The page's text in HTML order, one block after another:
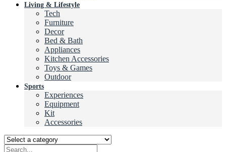
Living & Lifestyle
Tech
Furniture
Decor
Bed & Bath
Appliances
Kitchen Accessories
Toys & Games
Outdoor
Sports
Experiences
Equipment
Kit
Accessories